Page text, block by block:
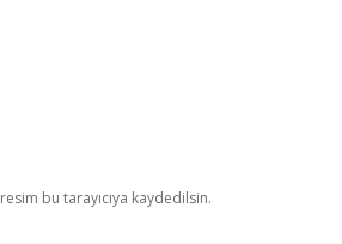
bu tarayıcıya kaydedilsin.